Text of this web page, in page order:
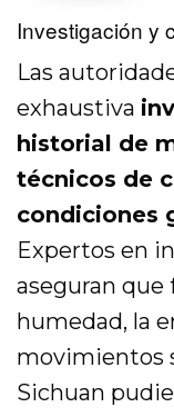
Investigación y
Las
exhaustiva
historial de
técnicos de
condiciones
Expertos en
aseguran que
humedad, la
movimientos
Sichuan